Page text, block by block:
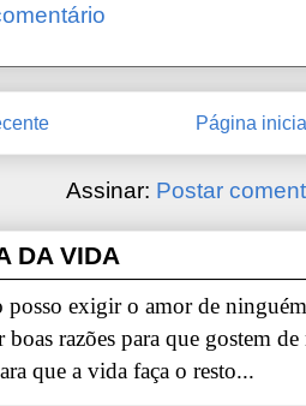
Página
Assinar: Postar
DA VIDA
posso exigir o amor de
boas razões para que gostem
que a vida faça o resto...